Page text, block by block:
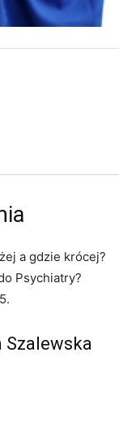
a gdzie krócej?
Psychiatry?
Szalewska